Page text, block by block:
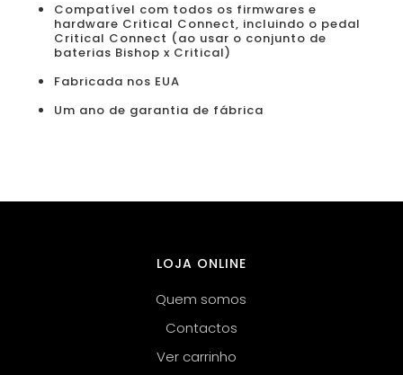
Compatível com todos os firmwares e
hardware Critical Connect, incluindo o pedal
Critical Connect (ao usar o conjunto de
baterias Bishop x Critical)
Fabricada nos EUA
Um ano de garantia de fábrica
LOJA ONLINE
Quem somos
Contactos
Ver carrinho